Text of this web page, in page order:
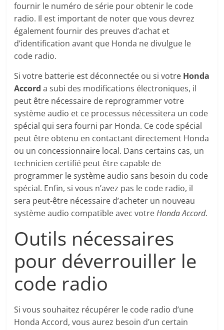
fournir le numéro de série pour obtenir le code
radio. Il est important de noter que vous devrez
également fournir des preuves d’achat et
d’identification avant que Honda ne divulgue le
code radio.
Si votre batterie est déconnectée ou si votre Honda
Accord a subi des modifications électroniques, il
peut être nécessaire de reprogrammer votre
système audio et ce processus nécessitera un code
spécial qui sera fourni par Honda. Ce code spécial
peut être obtenu en contactant directement Honda
ou un concessionnaire local. Dans certains cas, un
technicien certifié peut être capable de
programmer le système audio sans besoin du code
spécial. Enfin, si vous n’avez pas le code radio, il
sera peut-être nécessaire d’acheter un nouveau
système audio compatible avec votreHonda Accord.
Outils nécessaires
pour déverrouiller le
code radio
Si vous souhaitez récupérer le code radio d’une
Honda Accord, vous aurez besoin d’un certain